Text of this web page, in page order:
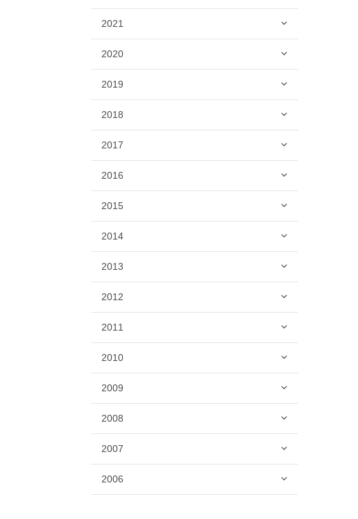
2021
2020
2019
2018
2017
2016
2015
2014
2013
2012
2011
2010
2009
2008
2007
2006